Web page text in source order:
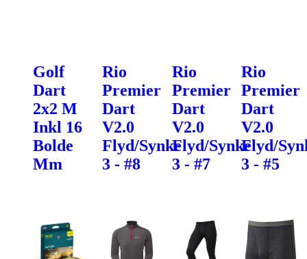
Golf
Dart
2x2 M
Inkl 16
Bolde
Mm
Rio
Premier
Dart
V2.0
Flyd/Synke
3 - #8
Rio
Premier
Dart
V2.0
Flyd/Synke
3 - #7
Rio
Premier
Dart
V2.0
Flyd/
3 - #5